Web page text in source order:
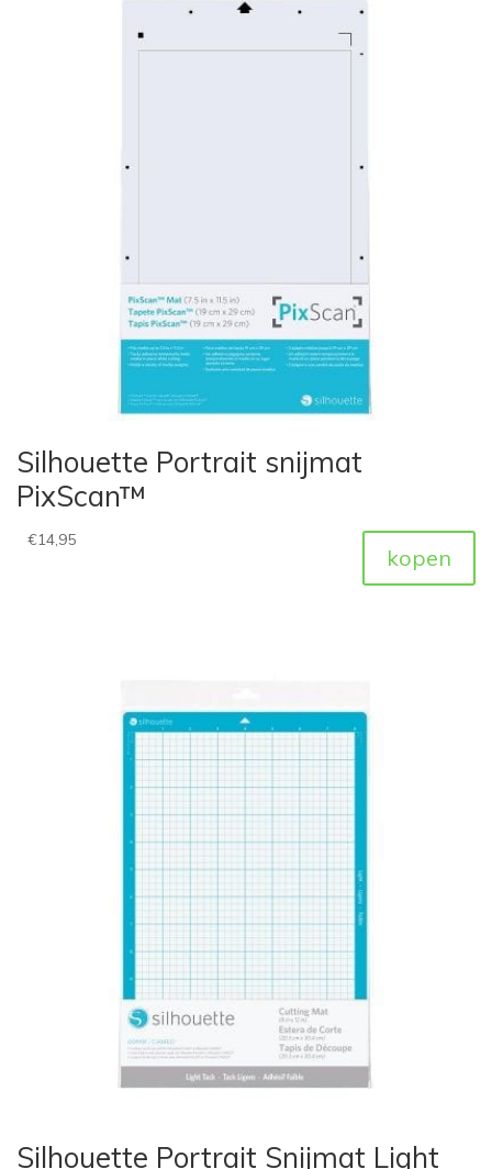
Silhouette Portrait snijmat
PixScan™
€14,95
kopen
Silhouette Portrait Snijmat Light